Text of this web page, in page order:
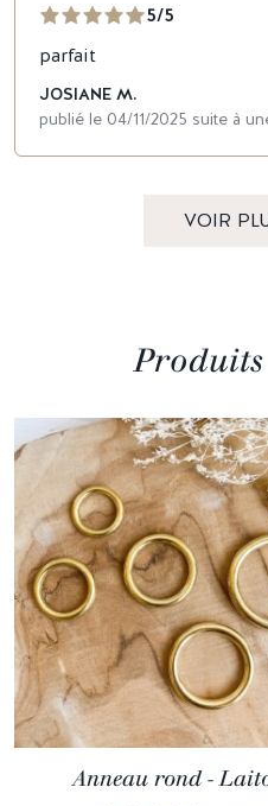
5/5
parfait
JOSIANE M.
publié le 04/11/2025 suite à
VOIR
Produits
Anneau rond -